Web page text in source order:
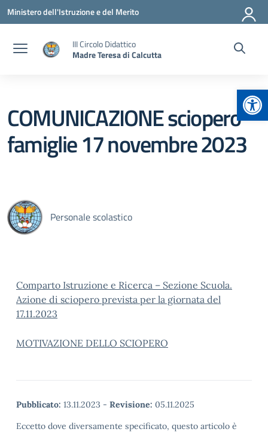
Vai ai contenuti
Vai al menu di navigazione
Vai al footer
Ministero dell'Istruzione e del Merito
III Circolo Didattico
Madre Teresa di Calcutta
COMUNICAZIONE sciopero
famiglie 17 novembre 2023
Personale scolastico
Comparto Istruzione e Ricerca – Sezione Scuola.
Azione di sciopero prevista per la giornata del
17.11.2023
MOTIVAZIONE DELLO SCIOPERO
Pubblicato: 13.11.2023 - Revisione: 05.11.2025
Eccetto dove diversamente specificato, questo articolo è